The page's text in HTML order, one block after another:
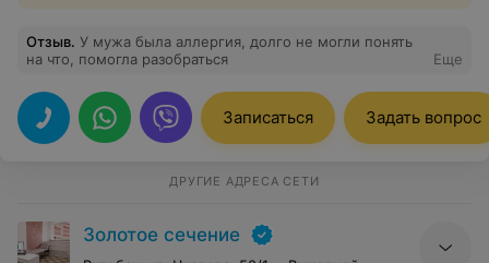
Отзыв. У мужа была аллергия, долго не могли понять
на что, помогла разобраться
Еще
Записаться Задать вопрос
ДРУГИЕ АДРЕСА СЕТИ
Золотое сечение